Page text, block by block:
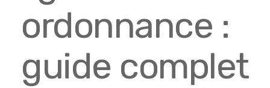
ordonnance :
guide complet